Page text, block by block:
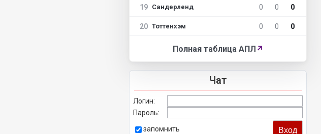
19 Сандерленд 0 0 0
20 Тоттенхэм 0 0 0
Полная таблица АПЛ ↗
Чат
Логин:
Пароль:
запомнить